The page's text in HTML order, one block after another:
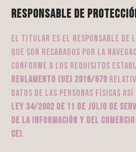
Responsable de
El titular es el responsable de
que son recabados por la
conforme a los requisitos
REGLAMENTO (UE) 2016/679
datos de las personas físicas
Ley 34/2002 de 11 de julio de
de la Información y del
CE).